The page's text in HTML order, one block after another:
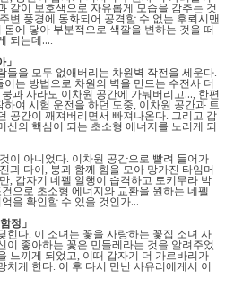
같이 보호색으로 자유롭게 모습을 감추는 것
변 풍경에 동화되어 공격할 수 없는 후뢰시맨
몸에 닿아 부분적으로 색깔을 변하는 것을 떠
되는데….
」
들을 모두 없애버리는 차원벽 작전을 세운다.
는 방법으로 차원의 벽을 만드는 수전사 더
과 사라도 이차원 공간에 가둬버리고…, 한편
여 시험 운전을 하던 도중, 이차원 공간과 트
공간이 깨져버리면서 빠져나온다. 그리고 갑
신의 핵심이 되는 초소형 에너지를 노리게 되
이 아니었다. 이차원 공간으로 빨려 들어가
과 다이, 붕과 함께 힘을 모아 망가진 타임머
, 갑자기 네펠 일행이 습격하고 토키무라 박
으로 초소형 에너지와 교환을 원하는 네펠
을 확인할 수 있을 것인가….
정 」
힌다. 이 소녀는 꽃을 사랑하는 꽃집 소녀 사
이 좋아하는 꽃은 민들레라는 것을 알려주었
느끼게 되었고, 이때 갑자기 더 가르바리가
치게 한다. 이 후 다시 만난 사유리에게서 이